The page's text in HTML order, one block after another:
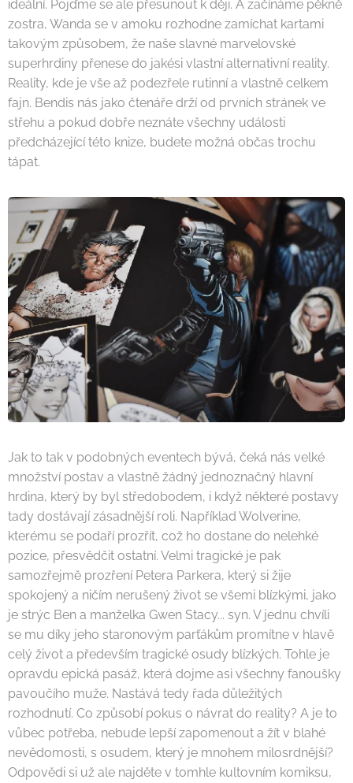
ideální. Pojďme se ale přesunout k ději. A začínáme pěkně
zostra, Wanda se v amoku rozhodne zamíchat kartami
takovým způsobem, že naše slavné marvelovské
superhrdiny přenese do jakési vlastní alternativní reality.
Reality, kde je vše až podezřele rutinní a vlastně celkem
fajn. Bendis nás jako čtenáře drží od prvních stránek ve
střehu a pokud dobře neznáte všechny události
předcházející této knize, budete možná občas trochu
tápat.
Jak to tak v podobných eventech bývá, čeká nás velké
množství postav a vlastně žádný jednoznačný hlavní
hrdina, který by byl středobodem, i když některé postavy
tady dostávají zásadnější roli. Například Wolverine,
kterému se podaří prozřít, což ho dostane do nelehké
pozice, přesvědčit ostatní. Velmi tragické je pak
samozřejmě prozření Petera Parkera, který si žije
spokojený a ničím nerušený život se všemi blízkými, jako
je strýc Ben a manželka Gwen Stacy... syn. V jednu chvíli
se mu díky jeho staronovým parťákům promítne v hlavě
celý život a především tragické osudy blízkých. Tohle je
opravdu epická pasáž, která dojme asi všechny fanoušky
pavoučího muže. Nastává tedy řada důležitých
rozhodnutí. Co způsobí pokus o návrat do reality? A je to
vůbec potřeba, nebude lepší zapomenout a žít v blahé
nevědomosti, s osudem, který je mnohem milosrdnější?
Odpovědi si už ale najděte v tomhle kultovním komiksu,